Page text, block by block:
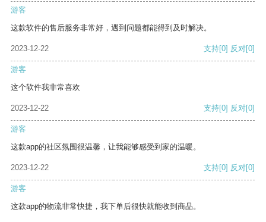
游客
这款软件的售后服务非常好，遇到问题都能得到及时解决。
2023-12-22 支持[0] 反对[0]
游客
这个软件我非常喜欢
2023-12-22 支持[0] 反对[0]
游客
这款app的社区氛围很温馨，让我能够感受到家的温暖。
2023-12-22 支持[0] 反对[0]
游客
这款app的物流非常快捷，我下单后很快就能收到商品。